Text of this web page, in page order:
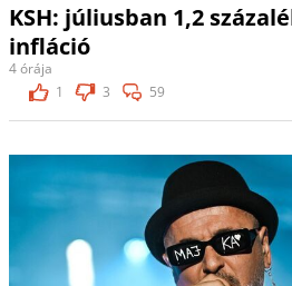
KSH: júliusban 1,2
infláció
4 órája
1
3 59